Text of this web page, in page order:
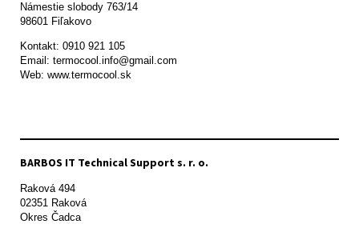
Námestie slobody 763/14
98601 Fiľakovo
Kontakt: 0910 921 105
Email: termocool.info@gmail.com
Web: www.termocool.sk
BARBOS IT Technical Support s. r. o.
Raková 494
02351 Raková
Okres Čadca